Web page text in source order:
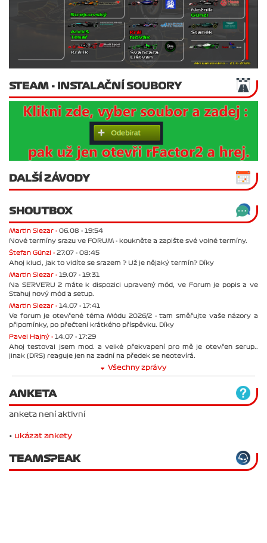
STEAM - INSTALAČNÍ SOUBORY
DALŠÍ ZÁVODY
SHOUTBOX
Martin Slezar - 06.08 - 19:54
Nové termíny srazu ve FORUM - koukněte a zapište své volné termíny.
Štefan Günzl - 27.07 - 08:45
Ahoj kluci, jak to vidíte se srazem ? Už je nějaký termín? Díky
Martin Slezar - 19.07 - 19:31
Na SERVERU 2 máte k dispozici upravený mód, ve Forum je popis a ve
Stahuj nový mód a setup.
Martin Slezar - 14.07 - 17:41
Ve forum je otevřené téma Módu 2026/2 - tam směřujte vaše názory a
připomínky, po přečtení krátkého příspěvku. Díky
Pavel Hajný - 14.07 - 17:29
Ahoj testoval jsem mod. a velké překvapení pro mě je otevřen serup..
jinak (DRS) reaguje jen na zadní na předek se neotevírá.
Všechny zprávy
ANKETA
anketa není aktivní
• ukázat ankety
TEAMSPEAK